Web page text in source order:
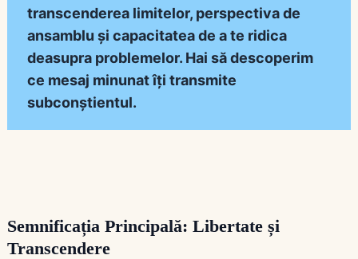
transcenderea limitelor, perspectiva de
ansamblu și capacitatea de a te ridica
deasupra problemelor. Hai să descoperim
ce mesaj minunat îți transmite
subconștientul.
Semnificația Principală: Libertate și
Transcendere